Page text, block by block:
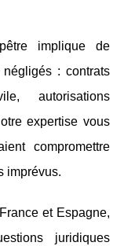
implique de
: contrats
autorisations
expertise vous
compromettre
imprévus.
et Espagne,
juridiques